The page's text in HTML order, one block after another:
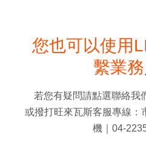
您也可以使用
繫業
若您有疑問請點選聯絡我
或撥打旺來瓦斯客服專線：
機｜04-